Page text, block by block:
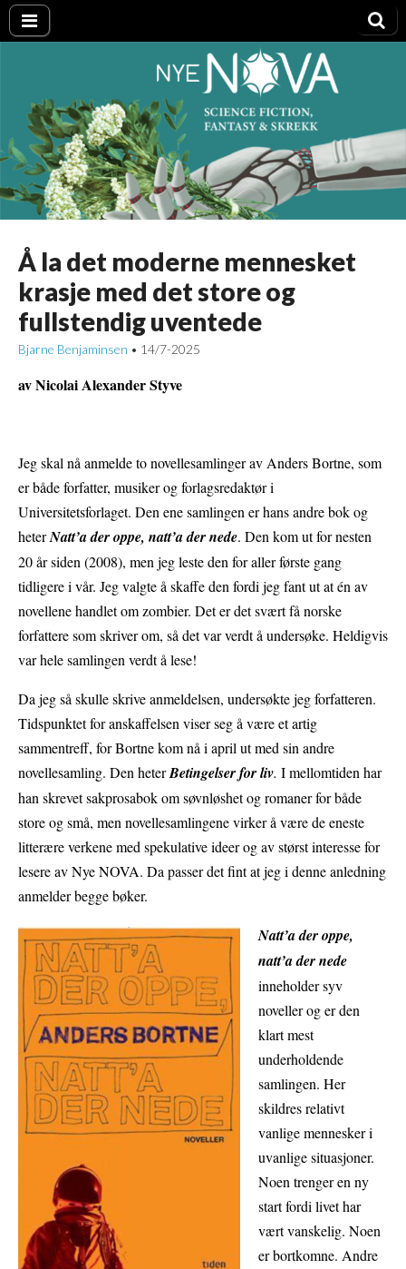
Nye NOVA
Å la det moderne mennesket
krasje med det store og
fullstendig uventede
Bjarne Benjaminsen • 14/7-2025
av Nicolai Alexander Styve
Jeg skal nå anmelde to novellesamlinger av Anders Bortne, som
er både forfatter, musiker og forlagsredaktør i
Universitetsforlaget. Den ene samlingen er hans andre bok og
heterNatt’a der oppe, natt’a der nede. Den kom ut for nesten
20 år siden (2008), men jeg leste den for aller første gang
tidligere i vår. Jeg valgte å skaffe den fordi jeg fant ut at én av
novellene handlet om zombier. Det er det svært få norske
forfattere som skriver om, så det var verdt å undersøke. Heldigvis
var hele samlingen verdt å lese!
Da jeg så skulle skrive anmeldelsen, undersøkte jeg forfatteren.
Tidspunktet for anskaffelsen viser seg å være et artig
sammentreff, for Bortne kom nå i april ut med sin andre
novellesamling. Den heterBetingelser for liv. I mellomtiden har
han skrevet sakprosabok om søvnløshet og romaner for både
store og små, men novellesamlingene virker å være de eneste
litterære verkene med spekulative ideer og av størst interesse for
lesere av Nye NOVA. Da passer det fint at jeg i denne anledning
anmelder begge bøker.
Natt’a der oppe,
natt’a der nede
inneholder syv
noveller og er den
klart mest
underholdende
samlingen. Her
skildres relativt
vanlige mennesker i
uvanlige situasjoner.
Noen trenger en ny
start fordi livet har
vært vanskelig. Noen
er bortkomne. Andre